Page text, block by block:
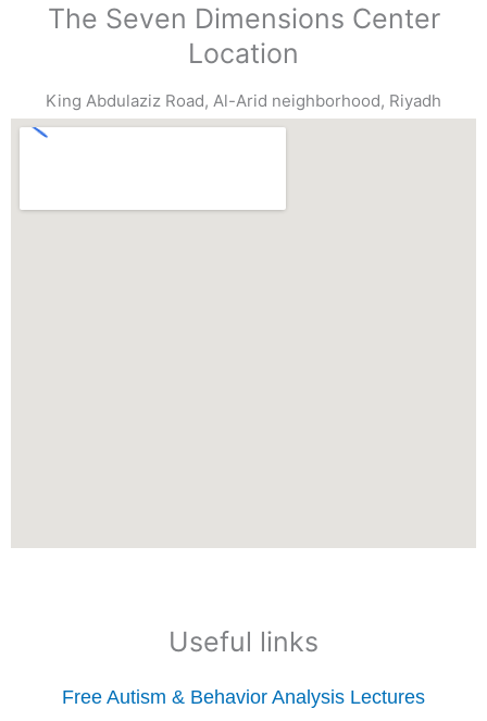
The Seven Dimensions Center
Location
King Abdulaziz Road, Al-Arid neighborhood, Riyadh
Useful links
Free Autism & Behavior Analysis Lectures